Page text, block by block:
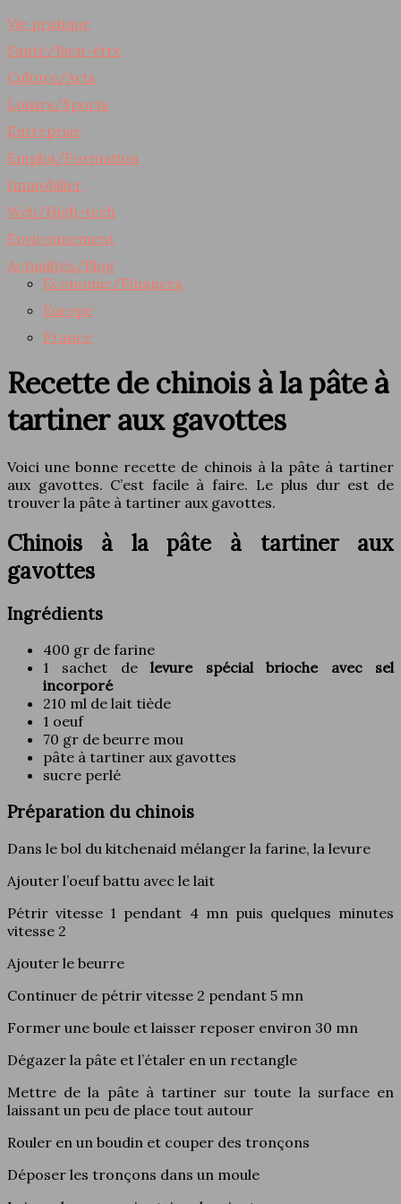
Vie pratique
Santé/Bien-être
Culture/Arts
Loisirs/Sports
Entreprise
Emploi/Formation
Immobilier
Web/High-tech
Environnement
Actualités/Blog
Economie/Finances
Europe
France
Recette de chinois à la pâte à
tartiner aux gavottes
Voici une bonne recette de chinois à la pâte à tartiner
aux gavottes. C’est facile à faire. Le plus dur est de
trouver la pâte à tartiner aux gavottes.
Chinois à la pâte à tartiner aux
gavottes
Ingrédients
400 gr de farine
1 sachet delevure spécial brioche avec sel
incorporé
210 ml de lait tiède
1 oeuf
70 gr de beurre mou
pâte à tartiner aux gavottes
sucre perlé
Préparation du chinois
Dans le bol du kitchenaid mélanger la farine, la levure
Ajouter l’oeuf battu avec le lait
Pétrir vitesse 1 pendant 4 mn puis quelques minutes
vitesse 2
Ajouter le beurre
Continuer de pétrir vitesse 2 pendant 5 mn
Former une boule et laisser reposer environ 30 mn
Dégazer la pâte et l’étaler en un rectangle
Mettre de la pâte à tartiner sur toute la surface en
laissant un peu de place tout autour
Rouler en un boudin et couper des tronçons
Déposer les tronçons dans un moule